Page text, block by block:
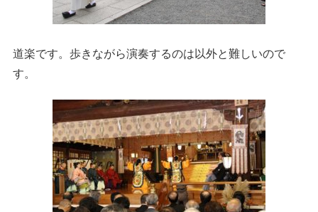
道楽です。歩きながら演奏するのは以外と難しいので
す。